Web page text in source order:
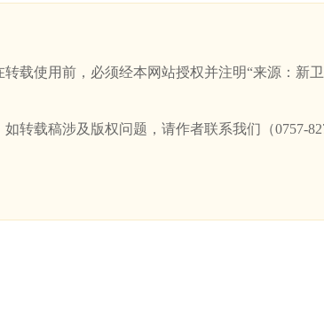
载使用前，必须经本网站授权并注明“来源：新
转载稿涉及版权问题，请作者联系我们（0757-